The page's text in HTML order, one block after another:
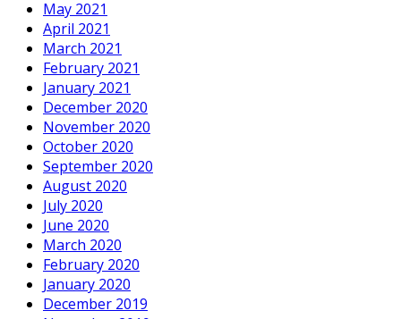
May 2021
April 2021
March 2021
February 2021
January 2021
December 2020
November 2020
October 2020
September 2020
August 2020
July 2020
June 2020
March 2020
February 2020
January 2020
December 2019